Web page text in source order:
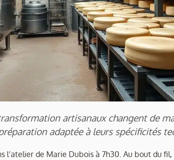
artisanaux changent de
adaptée à leurs spécificités
l’atelier de Marie Dubois à 7h30. Au bout du